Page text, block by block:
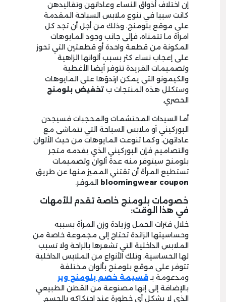
إن اختلاف أذواق النساء وعاداتهن وتقاليدهن
كانت سببا في تنوع ملابس السباحة المقدمة
على موقع بلومنج، وذلك من أجل أن تجد كل
امرأة ما تتمناه، فإلى جانب وجود المايوهات
المكونة من قطعة واحدة أو قطعتين التي تحوز
على إعجاب نساء كثر بسبب ألوانها الزاهية
وتصميمات الفريدة تتوفر أيضا الأغطية
والكيمونو التي يمكن ارتدؤها على المايوهات
وستكلل هذه المنتجات ب تخفيض بلومنج
الحصري.
أما السيدات المحتشمات والمحجبات فسيجدن
البوركيني أو ملابس السباحة التي تتماشى مع
عاداتهن، وكما تنوعت المايوهات من حيث الألوان
والتصاميم فإن البوركيني الذي يقدمه متجر
بلومنج سيتوفر منه عدة ألوان وتصميمات
تستطيع المرأة أن تقتني المميز منها عن طريق
bloomingwear coupon الموفر.
خصومات بلومنج خاصة تقدم للأمهات
في هذا الوقت:
خلال فترات الحمل وزيادة وزن المرأة بسببه
وحساسيتها الزائدة تحتاج إلى مجموعة خاصة من
الملابس الداخلية التي تشعرها بالراحة ولا تسبب
لها الحساسية، وتلك الأنواع من الملابس الداخلية
تتوفر على موقع بلومنج بألوان مختلفة
ومدعومة بـ قسيمة خصم بلومنج وير
بالإضافة إلى إنها مصنوعة من القطن الطبيعي
الذي لا يشكل أي خطورة عند احتكاكه بالجسم.